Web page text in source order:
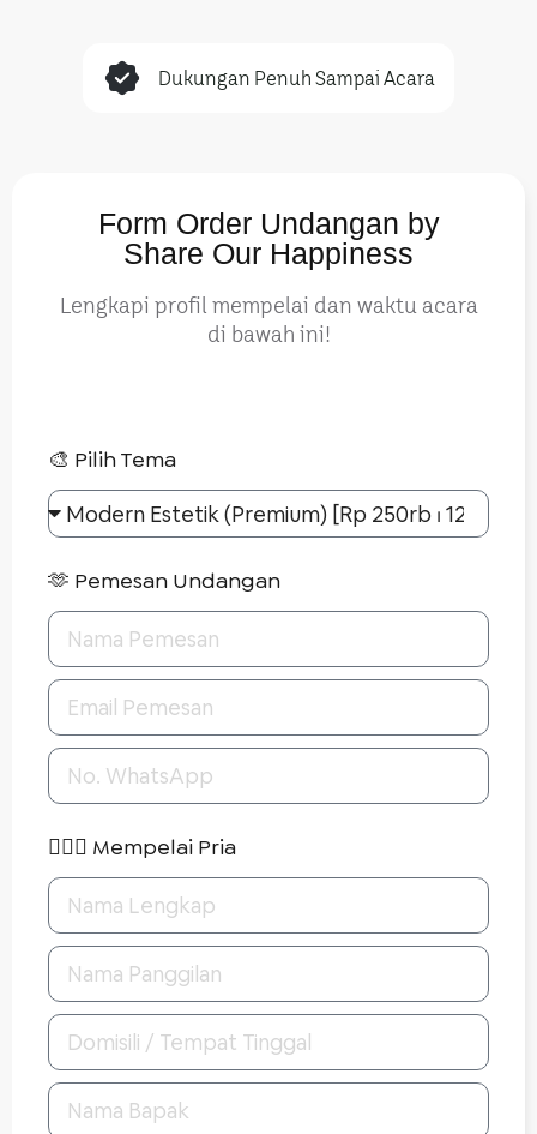
Dukungan Penuh Sampai Acara
Form Order Undangan by
Share Our Happiness
Lengkapi profil mempelai dan waktu acara
di bawah ini!
🎨 Pilih Tema
🫶 Pemesan Undangan
🤵🏻‍♂️ Mempelai Pria